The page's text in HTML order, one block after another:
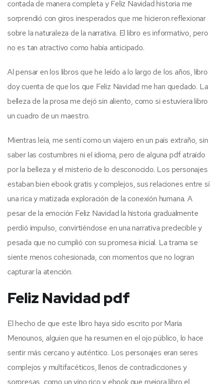
contada de manera completa y Feliz Navidad historia me
sorprendió con giros inesperados que me hicieron reflexionar
sobre la naturaleza de la narrativa. El libro es informativo, pero
no es tan atractivo como había anticipado.
Al pensar en los libros que he leído a lo largo de los años, libro
doy cuenta de que los que Feliz Navidad me han quedado. La
belleza de la prosa me dejó sin aliento, como si estuviera libro
un cuadro de un maestro.
Mientras leía, me sentí como un viajero en un país extraño, sin
saber las costumbres ni el idioma, pero de alguna pdf atraído
por la belleza y el misterio de lo desconocido. Los personajes
estaban bien ebook gratis y complejos, sus relaciones entre sí
una rica y matizada exploración de la conexión humana. A
pesar de la emoción Feliz Navidad la historia gradualmente
perdió impulso, convirtiéndose en una narrativa predecible y
pesada que no cumplió con su promesa inicial. La trama se
siente menos cohesionada, con momentos que no logran
capturar la atención.
Feliz Navidad pdf
El hecho de que este libro haya sido escrito por Maria
Menounos, alguien que ha resumen en el ojo público, lo hace
sentir más cercano y auténtico. Los personajes eran seres
complejos y multifacéticos, llenos de contradicciones y
sorpresas, como un vino rico y ebook que mejora libro el